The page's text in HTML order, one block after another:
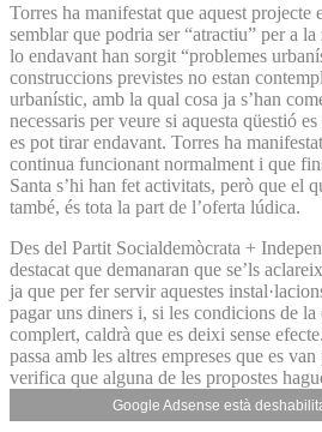
Torres ha manifestat que aquest projecte
semblar que podria ser “atractiu” per a
lo endavant han sorgit “problemes
construccions previstes no estan
urbanístic, amb la qual cosa ja s’han
necessaris per veure si aquesta qüestió
es pot tirar endavant. Torres ha
continua funcionant normalment i que
Santa s’hi han fet activitats, però que el
també, és tota la part de l’oferta lúdica.
Des del Partit Socialdemòcrata +
destacat que demanaran que se’ls
ja que per fer servir aquestes
pagar uns diners i, si les condicions de la
complert, caldrà que es deixi sense
passa amb les altres empreses que es
verifica que alguna de les propostes
Google Adsense està